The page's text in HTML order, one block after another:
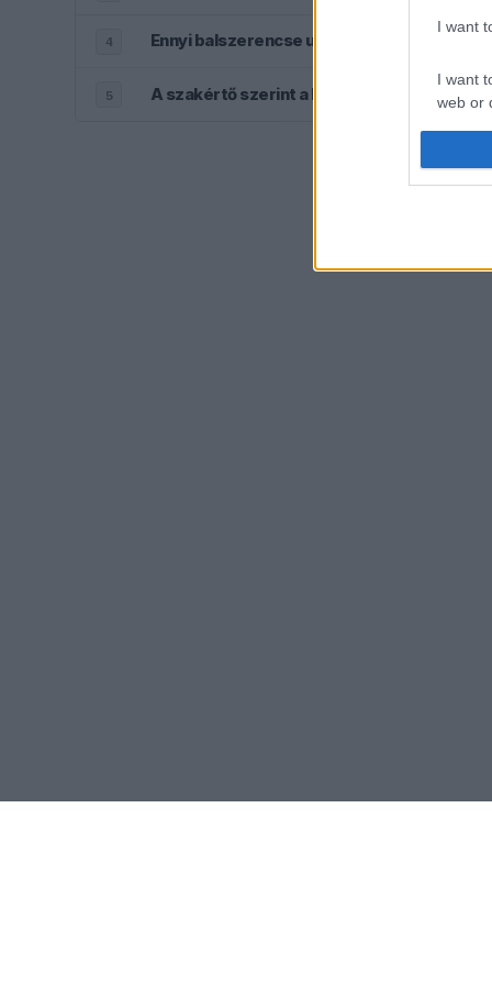
I want
I want
web or
I want
or app.
I want
I want
4 Ennyi balszerencse után hogyan marad
5 A szakértő szerint a Ferrarinak üres